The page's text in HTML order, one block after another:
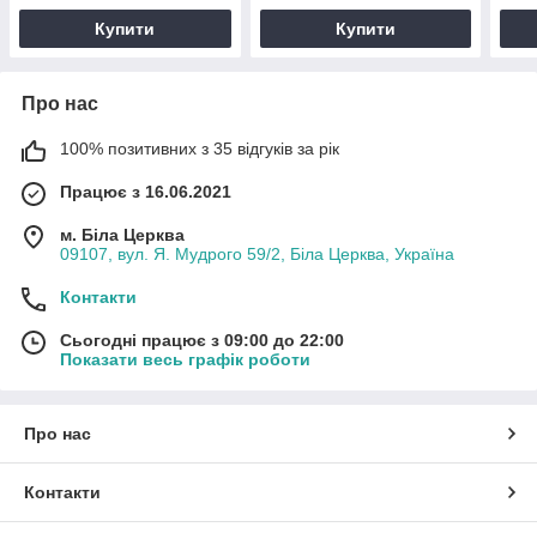
Купити Купити
Про нас
100% позитивних з 35 відгуків за рік
Працює з 16.06.2021
м. Біла Церква
09107, вул. Я. Мудрого 59/2, Біла Церква, Україна
Контакти
Сьогодні працює з 09:00 до 22:00
Показати весь графік роботи
Про нас
Контакти